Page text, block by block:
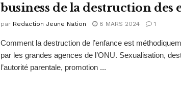
business de la destruction des
par Redaction Jeune Nation 8 MARS 2024 1
Comment la destruction de l’enfance est
par les grandes agences de l’ONU. Sexualisation,
l’autorité parentale, promotion ...